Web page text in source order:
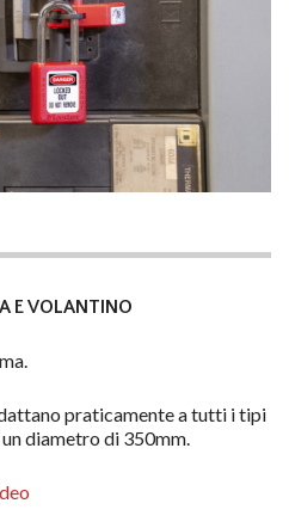
E VOLANTINO
praticamente a tutti i tipi
diametro di 350mm.